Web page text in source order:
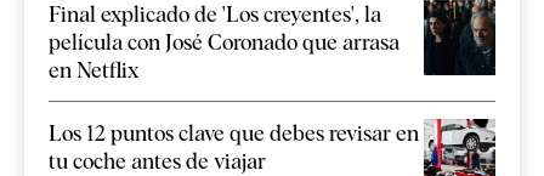
Final explicado de 'Los creyentes', la
película con José Coronado que arrasa
en Netflix
Los 12 puntos clave que debes revisar en
tu coche antes de viajar